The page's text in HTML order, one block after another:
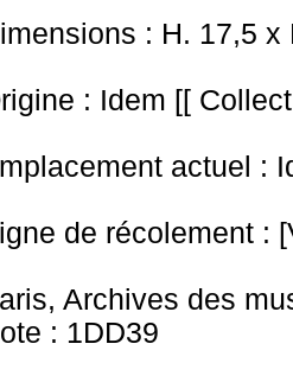
: H. 17,5
: Idem [[
actuel :
de récolement :
Archives des
: 1DD39